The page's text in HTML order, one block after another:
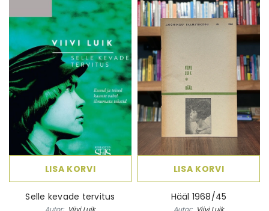
LISA KORVI
Selle kevade tervitus
LISA KORVI
Hääl 1968/45